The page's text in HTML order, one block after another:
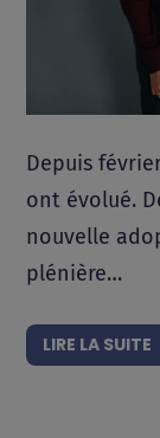
Depuis
ont évolué.
nouvelle
plénière…
LIRE LA SUITE